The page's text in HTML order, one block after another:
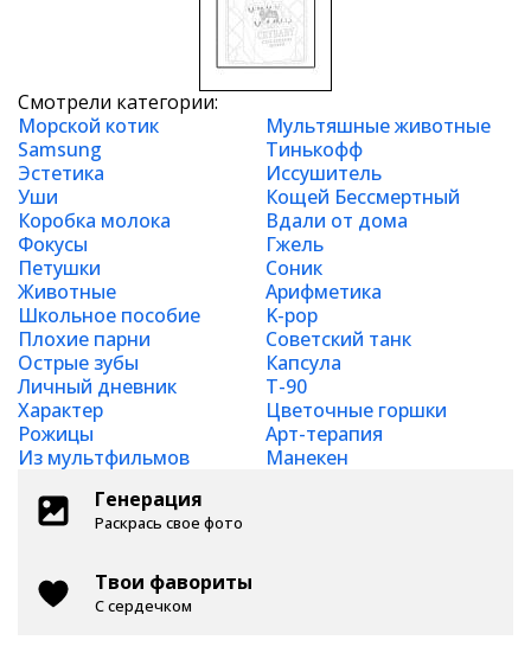
Смотрели категории:
Морской котик
Мультяшные животные
Samsung
Тинькофф
Эстетика
Иссушитель
Уши
Кощей Бессмертный
Коробка молока
Вдали от дома
Фокусы
Гжель
Петушки
Соник
Животные
Арифметика
Школьное пособие
K-pop
Плохие парни
Советский танк
Острые зубы
Капсула
Личный дневник
Т-90
Характер
Цветочные горшки
Рожицы
Арт-терапия
Из мультфильмов
Манекен
Генерация
Раскрась свое фото
Твои фавориты
С сердечком